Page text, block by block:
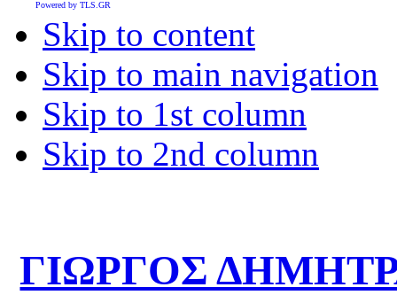
Skip to content
Skip to main navigation
Skip to 1st column
Skip to 2nd column
ΓΙΩΡΓΟΣ
Powered by TLS.GR